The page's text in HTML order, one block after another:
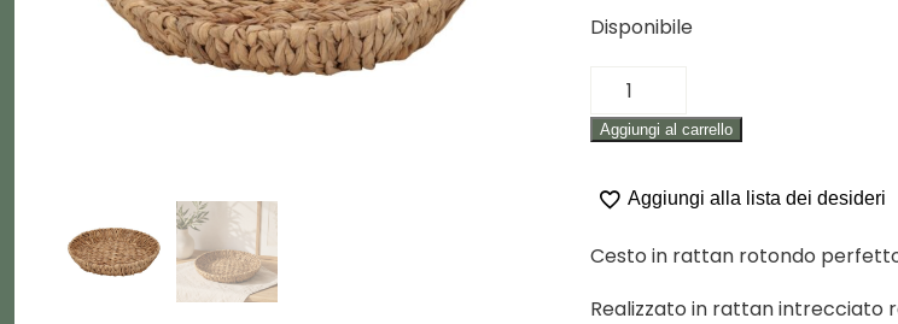
Disponibile
CESTO
RATTAN
quantità
Aggiungi al carrello
Aggiungi alla lista dei desideri
Cesto in rattan rotondo
Realizzato in rattan intrecciato